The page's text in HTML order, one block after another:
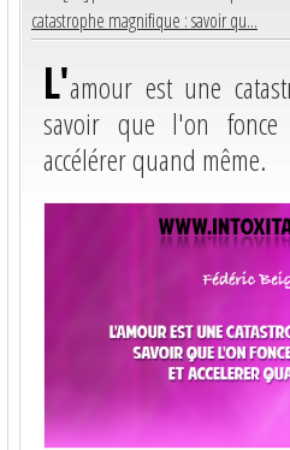
catastrophe magnifique : savoir qu...
L'amour est une
savoir que l'on
accélérer quand même.